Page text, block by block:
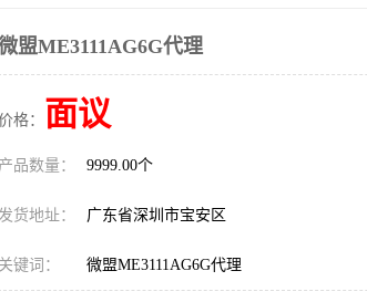
盟ME3111AG6G代理
格： 面议
产品数量： 9999.00个
货地址： 广东省深圳市宝安区
关键词： 微盟ME3111AG6G代理